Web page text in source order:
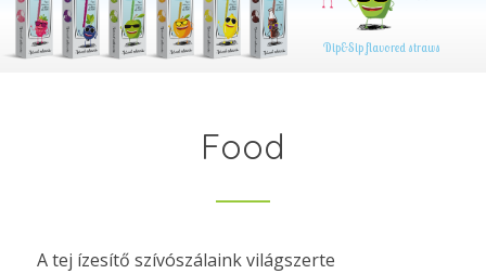
Dip&Sip flavored straws
Food
A tej ízesítő szívószálaink világszerte